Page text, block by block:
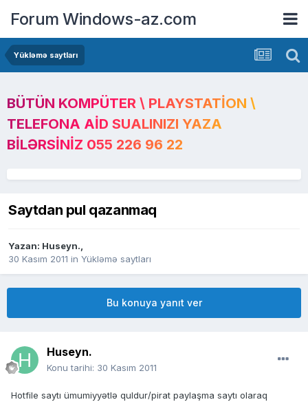
Forum Windows-az.com
Yükləmə saytları
BÜTÜN KOMPÜTER \ PLAYSTATION \
TELEFONA AID SUALINIZI YAZA
BILƏRSINIZ 055 226 96 22
Saytdan pul qazanmaq
Yazan: Huseyn.,
30 Kasım 2011 in Yükləmə saytları
Bu konuya yanıt ver
Huseyn.
Konu tarihi: 30 Kasım 2011
Hotfile saytı ümumiyyətlə quldur/pirat paylaşma saytı olaraq